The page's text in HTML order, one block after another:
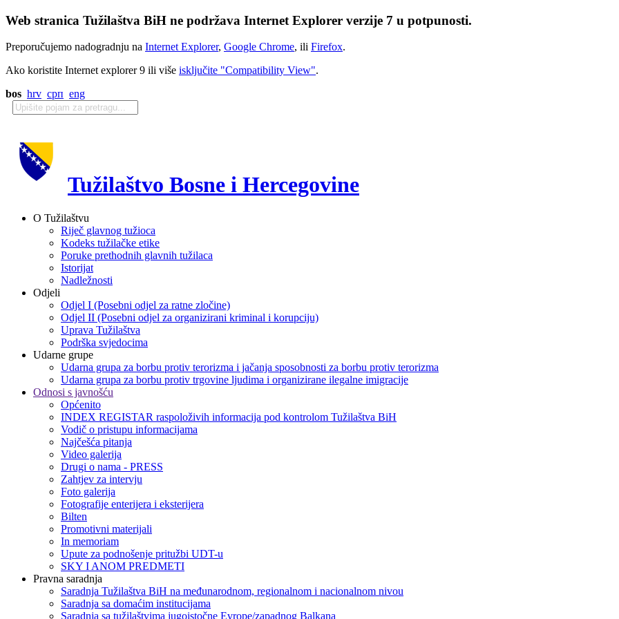
Web stranica Tužilaštva BiH ne podržava Internet Explorer verzije 7 u potpunosti.
Preporučujemo nadogradnju na Internet Explorer, Google Chrome, ili Firefox.
Ako koristite Internet explorer 9 ili više isključite "Compatibility View".
bos hrv срп eng
Tužilaštvo Bosne i Hercegovine
O Tužilaštvu
Riječ glavnog tužioca
Kodeks tužilačke etike
Poruke prethodnih glavnih tužilaca
Istorijat
Nadležnosti
Odjeli
Odjel I (Posebni odjel za ratne zločine)
Odjel II (Posebni odjel za organizirani kriminal i korupciju)
Uprava Tužilaštva
Podrška svjedocima
Udarne grupe
Udarna grupa za borbu protiv terorizma i jačanja sposobnosti za borbu protiv terorizma
Udarna grupa za borbu protiv trgovine ljudima i organizirane ilegalne imigracije
Odnosi s javnošću
Općenito
INDEX REGISTAR raspoloživih informacija pod kontrolom Tužilaštva BiH
Vodič o pristupu informacijama
Najčešća pitanja
Video galerija
Drugi o nama - PRESS
Zahtjev za intervju
Foto galerija
Fotografije enterijera i eksterijera
Bilten
Promotivni materijali
In memoriam
Upute za podnošenje pritužbi UDT-u
SKY I ANOM PREDMETI
Pravna saradnja
Saradnja Tužilaštva BiH na međunarodnom, regionalnom i nacionalnom nivou
Saradnja sa domaćim institucijama
Saradnja sa tužilaštvima jugoistočne Evrope/zapadnog Balkana